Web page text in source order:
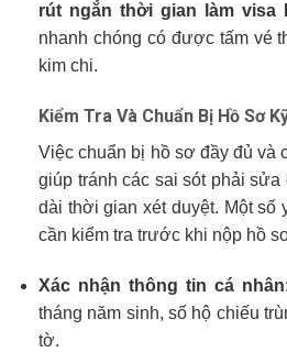
rút ngắn thời gian làm visa
nhanh chóng có được tấm vé
kim chi.
Kiểm Tra Và Chuẩn Bị Hồ Sơ
Việc chuẩn bị hồ sơ đầy đủ và
giúp tránh các sai sót phải sửa
dài thời gian xét duyệt. Một số
cần kiểm tra trước khi nộp hồ
Xác nhận thông tin cá nhân
tháng năm sinh, số hộ chiếu
tờ.